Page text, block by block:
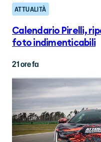
ATTUALITÀ
Calendario Pirelli,
foto indimenticabili
21 ore fa